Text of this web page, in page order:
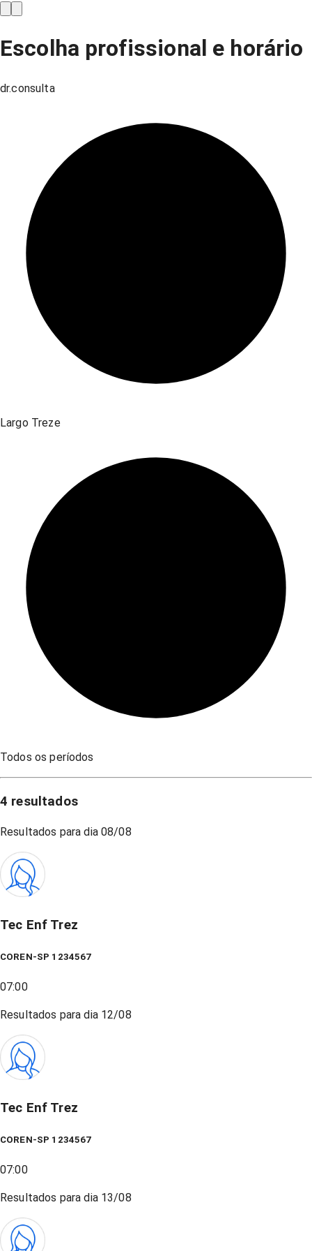
Escolha profissional e horário
dr.consulta
Largo Treze
Todos os períodos
4 resultados
Resultados para dia08/08
Tec Enf Trez
COREN-SP 1234567
07:00
Resultados para dia 12/08
Tec Enf Trez
COREN-SP 1234567
07:00
Resultados para dia 13/08